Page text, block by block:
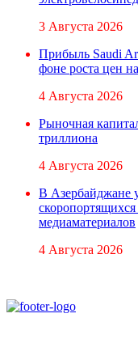
3 Августа 2026
Прибыль Saudi
фоне роста цен
4 Августа 2026
Рыночная
триллиона
4 Августа 2026
В Азербайджане
медиаматериалов
4 Августа 2026